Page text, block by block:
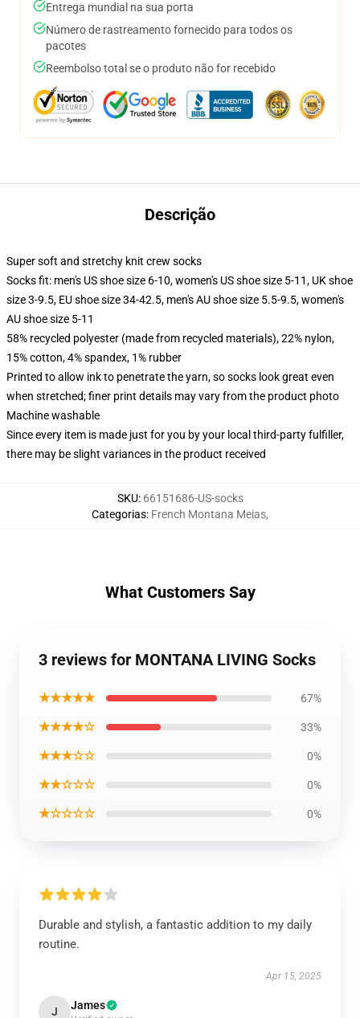
Entrega mundial na sua porta
Número de rastreamento fornecido para todos os
pacotes
Reembolso total se o produto não for recebido
Descrição
Super soft and stretchy knit crew socks
Socks fit: men's US shoe size 6-10, women's US shoe size 5-11, UK shoe
size 3-9.5, EU shoe size 34-42.5, men's AU shoe size 5.5-9.5, women's
AU shoe size 5-11
58% recycled polyester (made from recycled materials), 22% nylon,
15% cotton, 4% spandex, 1% rubber
Printed to allow ink to penetrate the yarn, so socks look great even
when stretched; finer print details may vary from the product photo
Machine washable
Since every item is made just for you by your local third-party fulfiller,
there may be slight variances in the product received
SKU: 66151686-US-socks
Categorias: French Montana Meias,
What Customers Say
3 reviews for MONTANA LIVING Socks
★★★★★ 67%
★★★★☆ 33%
★★★☆☆ 0%
★★☆☆☆ 0%
★☆☆☆☆ 0%
Durable and stylish, a fantastic addition to my daily
routine.
Apr 15, 2025
J James